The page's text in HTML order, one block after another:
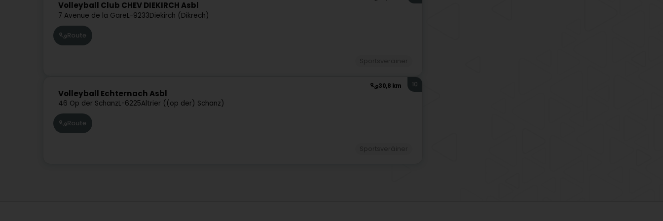
Volleyball Club CHEV DIEKIRCH Asbl
7 Avenue de la GareL-9233Diekirch (Dikrech)
Route
30,8 km
Volleyball Echternach Asbl
46 Op der SchanzL-6225Altrier ((op der) Schanz)
10
Route